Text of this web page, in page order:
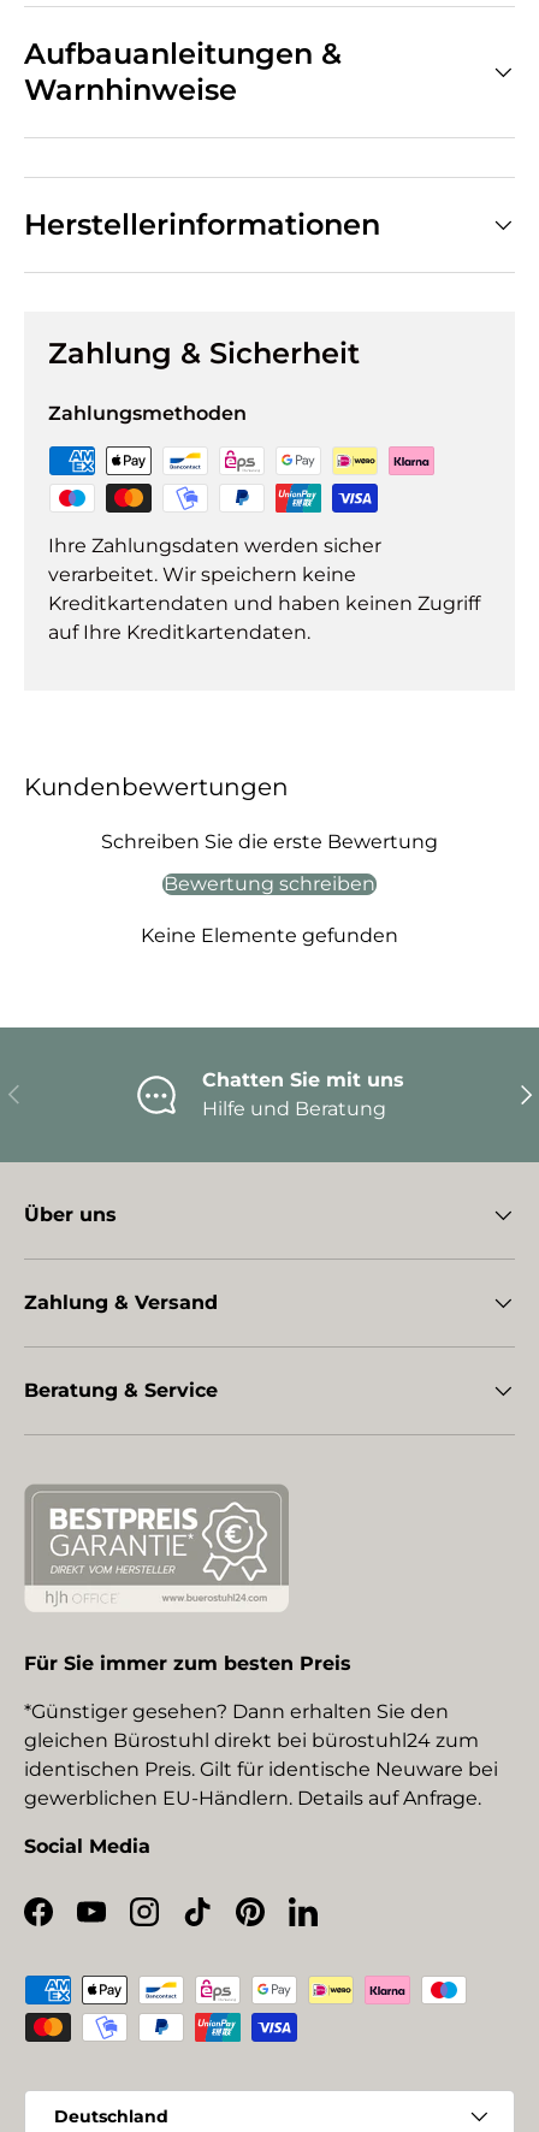
Aufbauanleitungen &
Warnhinweise
Herstellerinformationen
Zahlung & Sicherheit
Zahlungsmethoden
Ihre Zahlungsdaten werden sicher
verarbeitet. Wir speichern keine
Kreditkartendaten und haben keinen Zugriff
auf Ihre Kreditkartendaten.
Kundenbewertungen
Schreiben Sie die erste Bewertung
Bewertung schreiben
Keine Elemente gefunden
Vorherige
Chatten Sie mit uns
Hilfe und Beratung
Über uns
Zahlung & Versand
Beratung & Service
Für Sie immer zum besten Preis
*Günstiger gesehen? Dann erhalten Sie den
gleichen Bürostuhl direkt bei bürostuhl24 zum
identischen Preis. Gilt für identische Neuware bei
gewerblichen EU-Händlern. Details auf Anfrage.
Social Media
Facebook
YouTubeInstagram
TikTokPinterestLinkedIn
Zahlungsmethoden
Deutschland